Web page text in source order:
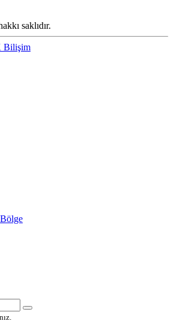
saklıdır.
Bilişim